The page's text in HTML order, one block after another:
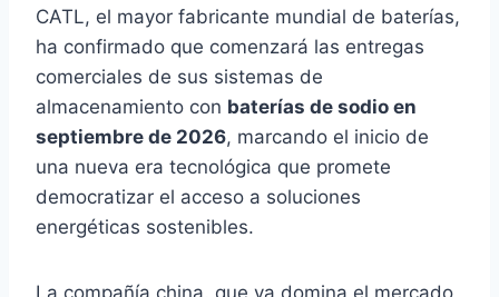
CATL, el mayor fabricante mundial de baterías,
ha confirmado que comenzará las entregas
comerciales de sus sistemas de
almacenamiento con baterías de sodio en
septiembre de 2026, marcando el inicio de
una nueva era tecnológica que promete
democratizar el acceso a soluciones
energéticas sostenibles.